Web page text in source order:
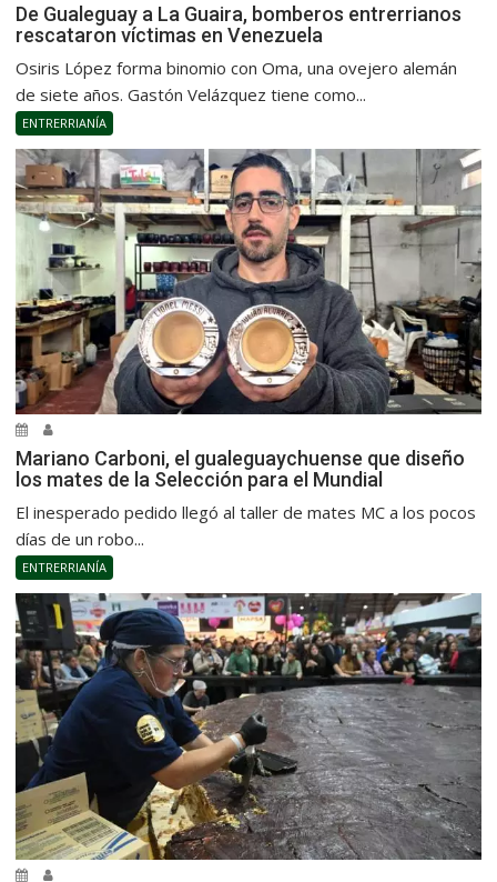
De Gualeguay a La Guaira, bomberos entrerrianos
rescataron víctimas en Venezuela
Osiris López forma binomio con Oma, una ovejero alemán
de siete años. Gastón Velázquez tiene como...
ENTRERRIANÍA
Mariano Carboni, el gualeguaychuense que diseño
los mates de la Selección para el Mundial
El inesperado pedido llegó al taller de mates MC a los pocos
días de un robo...
ENTRERRIANÍA